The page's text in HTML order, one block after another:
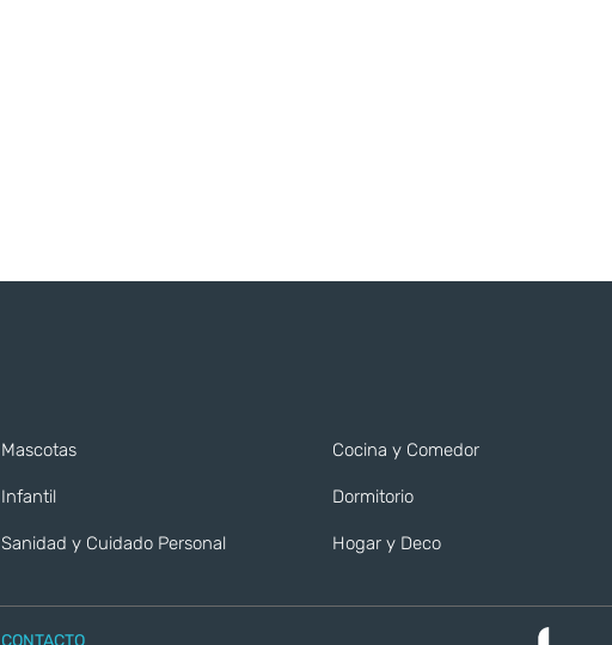
Mascotas
Infantil
Sanidad y Cuidado Personal
Cocina y Comedor
Dormitorio
Hogar y Deco